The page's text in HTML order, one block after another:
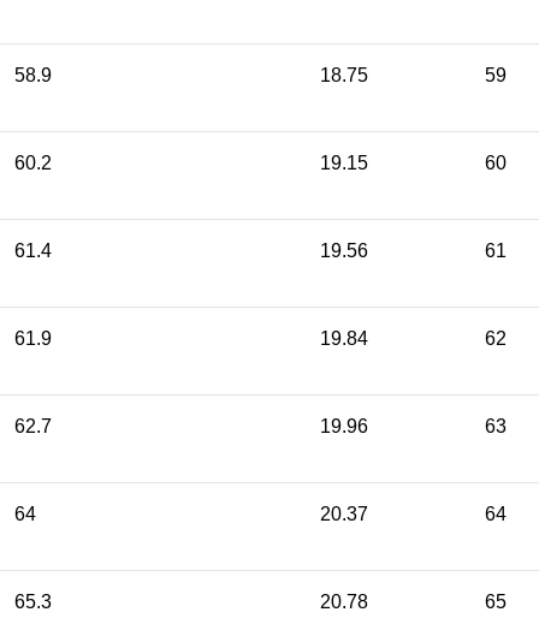
58.9 18.75 59
60.2 19.15 60
61.4 19.56 61
61.9 19.84 62
62.7 19.96 63
64 20.37 64
65.3 20.78 65